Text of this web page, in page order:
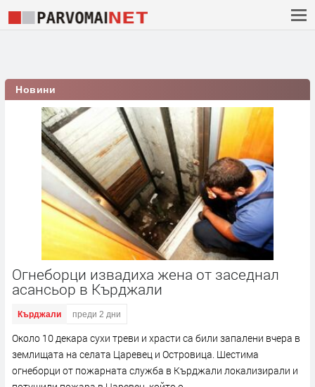
Новини
Огнеборци извадиха жена от заседнал
асансьор в Кърджали
Кърджали преди 2 дни
Около 10 декара сухи треви и храсти са били запалени вчера в
землищата на селата Царевец и Островица. Шестима
огнеборци от пожарната служба в Кърджали локализирали и